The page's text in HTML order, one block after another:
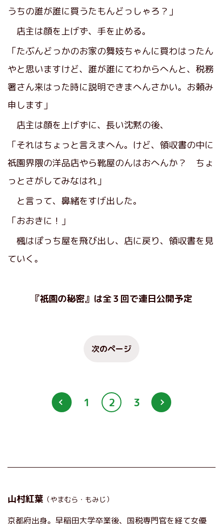
うちの誰が誰に買うたもんどっしゃろ？」
店主は顔を上げず、手を止める。
「たぶんどっかのお家の舞妓ちゃんに買わはったん
やと思いますけど、誰が誰にてわからへんと、税務
署さん来はった時に説明できまへんさかい。お頼み
申します」
店主は顔を上げずに、長い沈黙の後、
「それはちょっと言えまへん。けど、領収書の中に
祇園界隈の洋品店やら靴屋のんはおへんか？ ちょ
っとさがしてみなはれ」
と言って、鼻緒をすげ出した。
「おおきに！」
楓はぽっち屋を飛び出し、店に戻り、領収書を見
ていく。
『祇園の秘密』は全３回で連日公開予定
次のページ
1 2 3
山村紅葉 （やまむら・もみじ）
京都府出身。早稲田大学卒業後、国税専門官を経て女優